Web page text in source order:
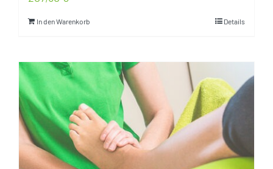
In den Warenkorb Details